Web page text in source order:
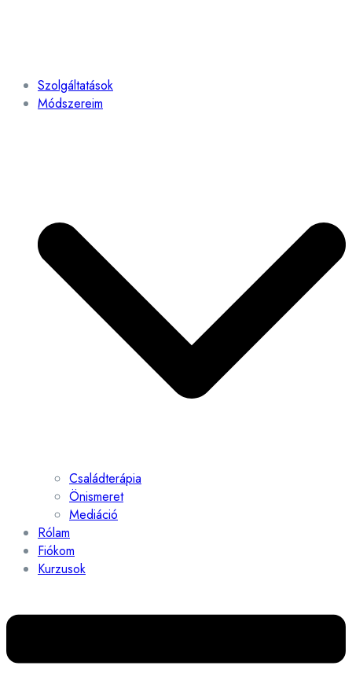
Szolgáltatások
Módszereim
Családterápia
Önismeret
Mediáció
Rólam
Fiókom
Kurzusok